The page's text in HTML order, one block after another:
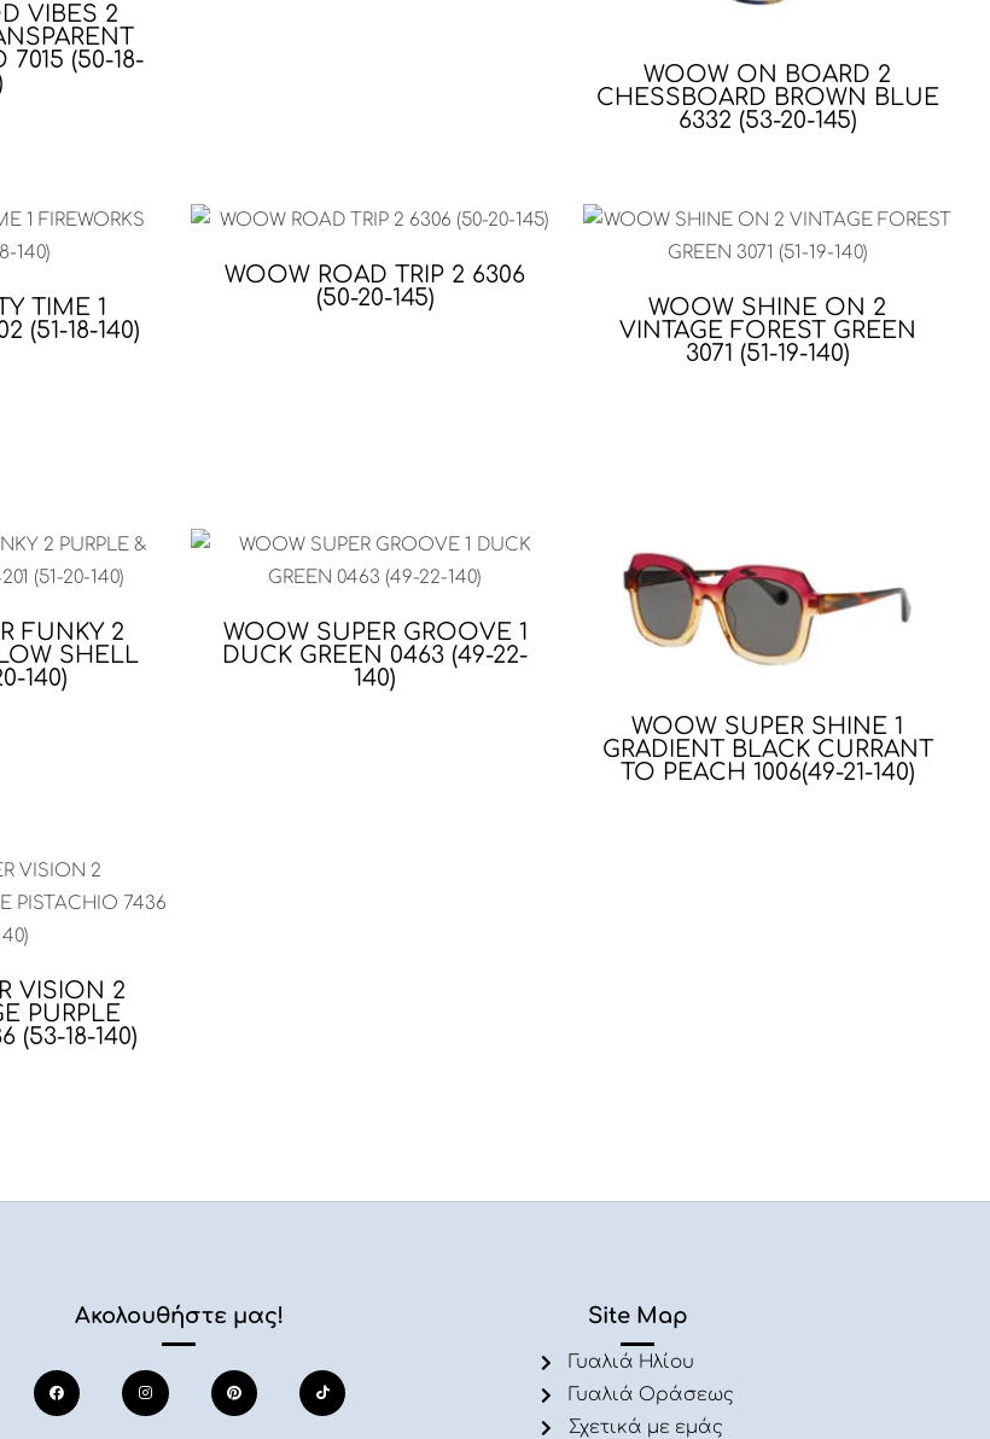
VIBES 2
(50-18-
WOOW ON BOARD 2
CHESSBOARD BROWN BLUE
6332 (53-20-145)
TIME 1
(51-18-140)
WOOW ROAD TRIP 2 6306
(50-20-145)
WOOW SHINE ON 2
VINTAGE FOREST GREEN
3071 (51-19-140)
FUNKY 2
SHELL
140)
WOOW SUPER GROOVE 1
DUCK GREEN 0463 (49-22-
140)
WOOW SUPER SHINE 1
GRADIENT BLACK CURRANT
TO PEACH 1006(49-21-140)
VISION 2
PURPLE
(53-18-140)
Ακολουθήστε μας! Site Map
Γυαλιά Ηλίου
Γυαλιά Οράσεως
Σχετικά με εμάς